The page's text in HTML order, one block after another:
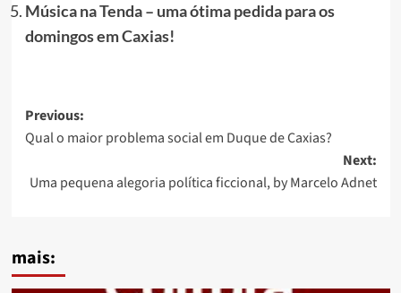
Música na Tenda – uma ótima pedida para os
domingos em Caxias!
Post
navigation
Previous:
Qual o maior problema social em Duque de Caxias?
Next:
Uma pequena alegoria política ficcional, by Marcelo Adnet
mais: